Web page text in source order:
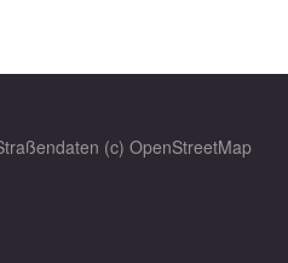
(c) OpenStreetMap